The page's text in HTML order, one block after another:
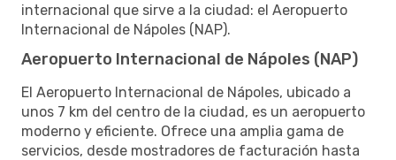
internacional que sirve a la ciudad: el Aeropuerto
Internacional de Nápoles (NAP).
Aeropuerto Internacional de Nápoles (NAP)
El Aeropuerto Internacional de Nápoles, ubicado a
unos 7 km del centro de la ciudad, es un aeropuerto
moderno y eficiente. Ofrece una amplia gama de
servicios, desde mostradores de facturación hasta